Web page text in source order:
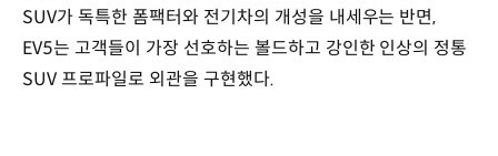
판매
비율
47%
SUV가 독특한 폼팩터와 전기차의 개성을 내세우는 반면,
EV5는 고객들이 가장 선호하는 볼드하고 강인한 인상의 정통
SUV 프로파일로 외관을 구현했다.